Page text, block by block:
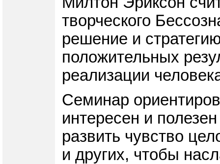
творческого
решение и
положительных
реализации
Семинар
интересен и
развить чувство
и других, чтобы